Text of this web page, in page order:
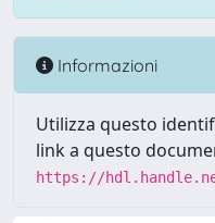
Informazioni
Utilizza questo
link a questo
https://